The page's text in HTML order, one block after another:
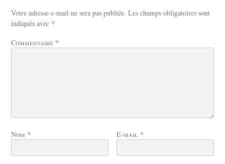
Votre adresse e-mail ne sera pas publiée. Les champs obligatoires sont
indiqués avec *
Commentaire *
Nom * E-mail *